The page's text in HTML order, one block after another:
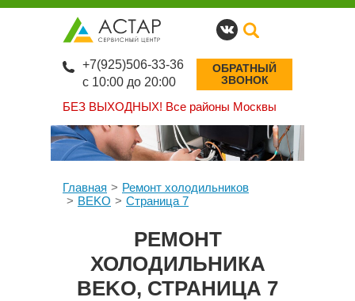
БЕЗ ВЫХОДНЫХ! Все районы Москвы
+7(925)506-33-36
с 10:00 до 20:00
ОБРАТНЫЙ
ЗВОНОК
Главная
Ремонт холодильников
BEKO
Страница 7
РЕМОНТ
ХОЛОДИЛЬНИКА
BEKO, СТРАНИЦА 7